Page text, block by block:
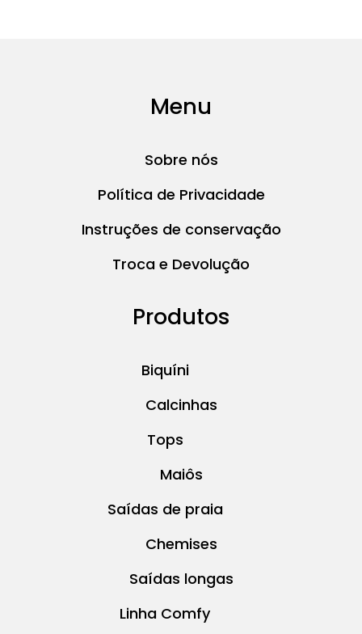
Menu
Sobre nós
Política de Privacidade
Instruções de conservação
Troca e Devolução
Produtos
Biquíni
Calcinhas
Tops
Maiôs
Saídas de praia
Chemises
Saídas longas
Linha Comfy